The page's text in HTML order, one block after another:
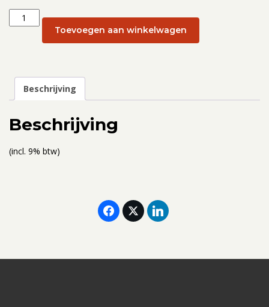
Stilteweekend:
Stilteweekend
november
2022
Toevoegen aan winkelwagen
Beschrijving
Beschrijving
(incl. 9% btw)